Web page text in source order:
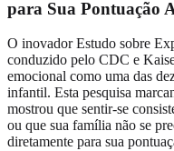
para Sua Pontuação
O inovador Estudo sobre
conduzido pelo CDC e
emocional como uma das
infantil. Esta pesquisa
mostrou que sentir-se
ou que sua família não se
diretamente para sua